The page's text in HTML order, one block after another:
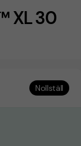
XL 30
Nollställ